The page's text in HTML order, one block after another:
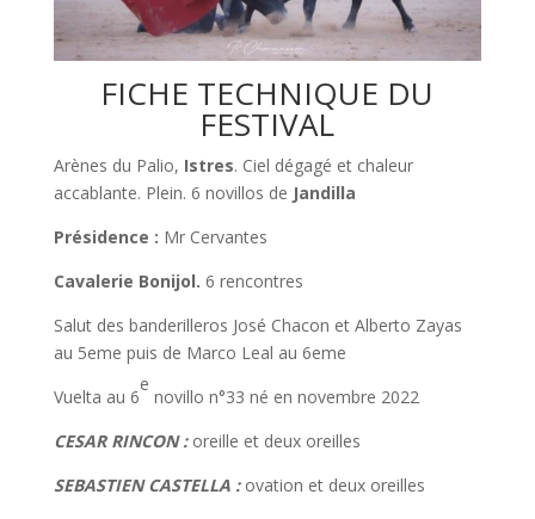
FICHE TECHNIQUE DU
FESTIVAL
Arènes du Palio, Istres. Ciel dégagé et chaleur
accablante. Plein. 6 novillos de Jandilla
Présidence : Mr Cervantes
Cavalerie Bonijol. 6 rencontres
Salut des banderilleros José Chacon et Alberto Zayas
au 5eme puis de Marco Leal au 6eme
Vuelta au 6
e
novillo n°33 né en novembre 2022
CESAR RINCON :oreille et deux oreilles
SEBASTIEN CASTELLA :ovation et deux oreilles